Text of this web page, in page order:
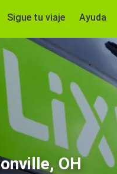
Sigue tu viaje Ayuda
OH